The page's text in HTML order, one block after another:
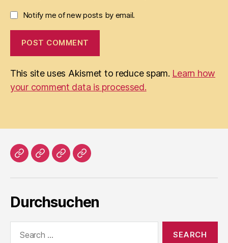
Notify me of new posts by email.
This site uses Akismet to reduce spam. Learn how
your comment data is processed.
HomeLiteratur
ProsaImpressum
Durchsuchen